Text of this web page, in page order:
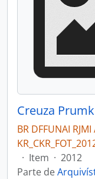
Creuza
BR DFFUNAI
· Item · 2012
Parte de